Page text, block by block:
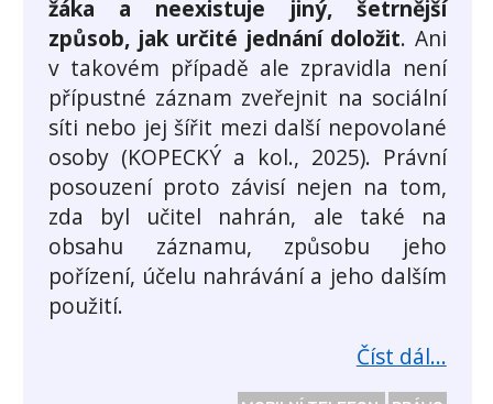
žáka a neexistuje jiný, šetrnější
způsob, jak určité jednání doložit. Ani
v takovém případě ale zpravidla není
přípustné záznam zveřejnit na sociální
síti nebo jej šířit mezi další nepovolané
osoby (KOPECKÝ a kol., 2025). Právní
posouzení proto závisí nejen na tom,
zda byl učitel nahrán, ale také na
obsahu záznamu, způsobu jeho
pořízení, účelu nahrávání a jeho dalším
použití.
Číst dál...